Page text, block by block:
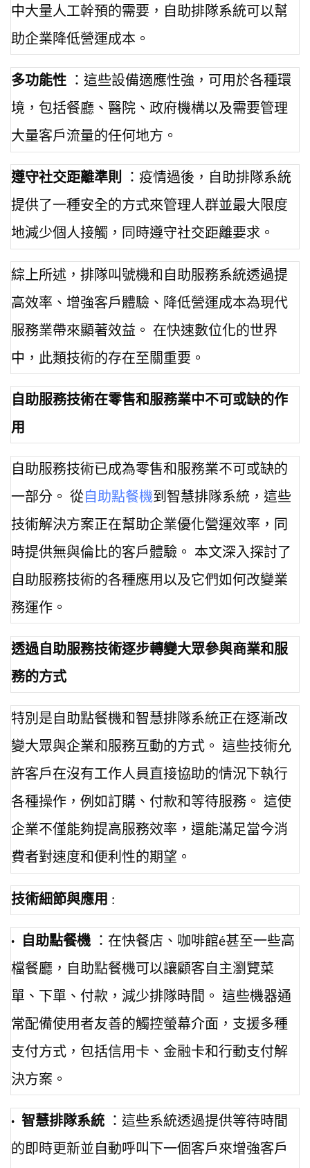
中大量人工幹預的需要，自助排隊系統可以幫
助企業降低營運成本。
多功能性
：這些設備適應性強，可用於各種環
境，包括餐廳、醫院、政府機構以及需要管理
大量客戶流量的任何地方。
遵守社交距離準則
：疫情過後，自助排隊系統
提供了一種安全的方式來管理人群並最大限度
地減少個人接觸，同時遵守社交距離要求。
綜上所述，排隊叫號機和自助服務系統透過提
高效率、增強客戶體驗、降低營運成本為現代
服務業帶來顯著效益。 在快速數位化的世界
中，此類技術的存在至關重要。
自助服務技術在零售和服務業中不可或缺的作
用
自助服務技術已成為零售和服務業不可或缺的
一部分。 從 自助點餐機到智慧排隊系統，這些
技術解決方案正在幫助企業優化營運效率，同
時提供無與倫比的客戶體驗。 本文深入探討了
自助服務技術的各種應用以及它們如何改變業
務運作。
透過自助服務技術逐步轉變大眾參與商業和服
務的方式
特別是自助點餐機和智慧排隊系統正在逐漸改
變大眾與企業和服務互動的方式。 這些技術允
許客戶在沒有工作人員直接協助的情況下執行
各種操作，例如訂購、付款和等待服務。 這使
企業不僅能夠提高服務效率，還能滿足當今消
費者對速度和便利性的期望。
技術細節與應用 :
· 自助點餐機
：在快餐店、咖啡館é甚至一些高
檔餐廳，自助點餐機可以讓顧客自主瀏覽菜
單、下單、付款，減少排隊時間。 這些機器通
常配備使用者友善的觸控螢幕介面，支援多種
支付方式，包括信用卡、金融卡和行動支付解
決方案。
· 智慧排隊系統
：這些系統透過提供等待時間
的即時更新並自動呼叫下一個客戶來增強客戶